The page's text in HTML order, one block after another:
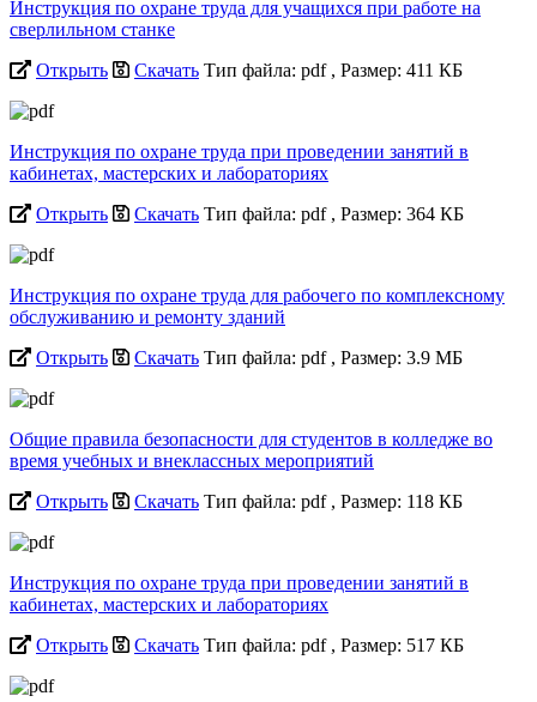
Инструкция по охране труда для учащихся при работе на
сверлильном станке
Открыть
Скачать Тип файла: pdf , Размер: 411 КБ
Инструкция по охране труда при проведении занятий в
кабинетах, мастерских и лабораториях
Открыть
Скачать Тип файла: pdf , Размер: 364 КБ
Инструкция по охране труда для рабочего по комплексному
обслуживанию и ремонту зданий
Открыть
Скачать Тип файла: pdf , Размер: 3.9 МБ
Общие правила безопасности для студентов в колледже во
время учебных и внеклассных мероприятий
Открыть
Скачать Тип файла: pdf , Размер: 118 КБ
Инструкция по охране труда при проведении занятий в
кабинетах, мастерских и лабораториях
Открыть
Скачать Тип файла: pdf , Размер: 517 КБ